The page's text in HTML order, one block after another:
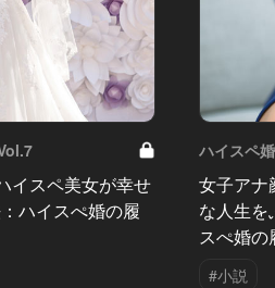
イスペ美女が幸せ
ハイスぺ婚の履
ハイスペ
女子アナ
な人生
スぺ婚の
#小説